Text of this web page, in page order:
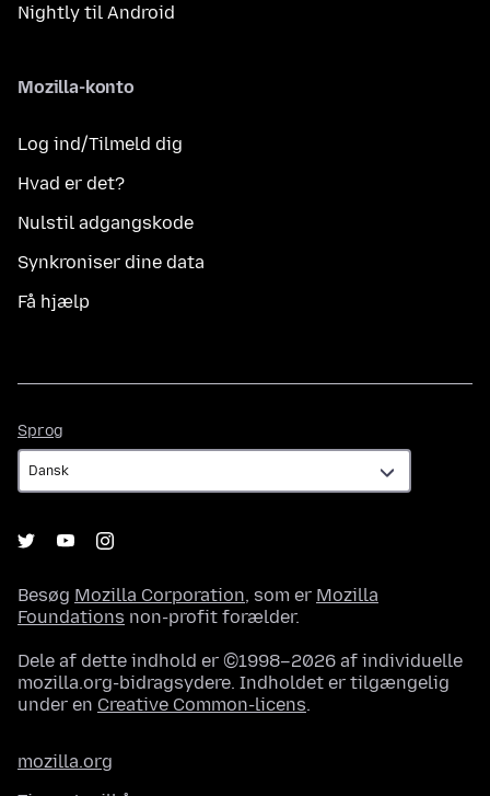
Nightly til Android
Mozilla-konto
Log ind/Tilmeld dig
Hvad er det?
Nulstil adgangskode
Synkroniser dine data
Få hjælp
Sprog
Besøg Mozilla Corporation, som er Mozilla
Foundations non-profit forælder.
Dele af dette indhold er ©1998–2026 af individuelle
mozilla.org-bidragsydere. Indholdet er tilgængelig
under en Creative Common-licens.
mozilla.org